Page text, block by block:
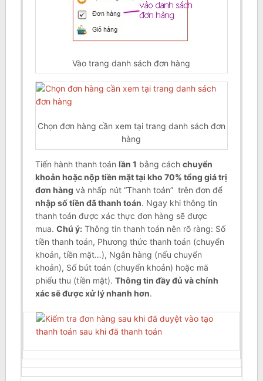
Vào trang danh sách đơn hàng
Chọn đơn hàng cần xem tại trang danh sách đơn
hàng
Tiến hành thanh toán lần 1 bằng cách chuyển
khoản hoặc nộp tiền mặt tại kho 70% tổng giá trị
đơn hàng và nhấp nút “Thanh toán” trên đơn để
nhập số tiền đã thanh toán. Ngay khi thông tin
thanh toán được xác thực đơn hàng sẽ được
mua. Chú ý:Thông tin thanh toán nên rõ ràng: Số
tiền thanh toán, Phương thức thanh toán (chuyển
khoản, tiền mặt…), Ngân hàng (nếu chuyển
khoản), Số bút toán (chuyển khoản) hoặc mã
phiếu thu (tiền mặt). Thông tin đầy đủ và chính
xác sẽ được xử lý nhanh hơn.